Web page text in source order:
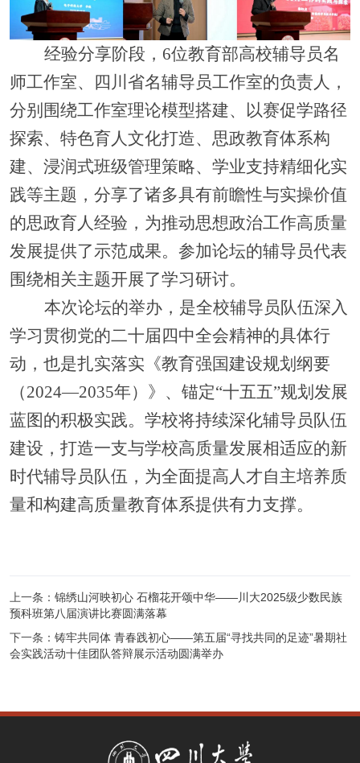
经验分享阶段， 6位教育部高校辅导员名
师工作室、四川省名辅导员工作室的负责人，
分别围绕工作室理论模型搭建、以赛促学路径
探索、特色育人文化打造、思政教育体系构
建、浸润式班级管理策略、学业支持精细化实
践等主题，分享了诸多具有前瞻性与实操价值
的思政育人经验，为推动思想政治工作高质量
发展提供了示范成果。参加论坛的辅导员代表
围绕相关主题开展了学习研讨。
本次论坛的举办，是全校辅导员队伍深入
学习贯彻党的二十届四中全会精神的具体行
动，也是扎实落实《教育强国建设规划纲要
（2024—2035年）》、锚定“十五五”规划发展
蓝图的积极实践。学校将持续深化辅导员队伍
建设，打造一支与学校高质量发展相适应的新
时代辅导员队伍，为全面提高人才自主培养质
量和构建高质量教育体系提供有力支撑。
上一条： 锦绣山河映初心 石榴花开颂中华——川大2025级少数民族
预科班第八届演讲比赛圆满落幕
下一条： 铸牢共同体 青春践初心——第五届“寻找共同的足迹”暑期社
会实践活动十佳团队答辩展示活动圆满举办